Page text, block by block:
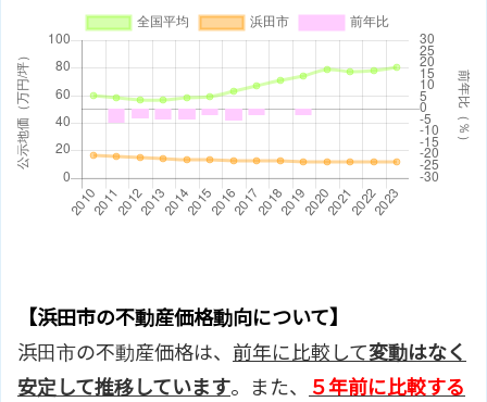
【浜田市の不動産価格動向について】
浜田市の不動産価格は、 前年に比較して変動はなく
安定して推移しています。また、
５年前に比較する